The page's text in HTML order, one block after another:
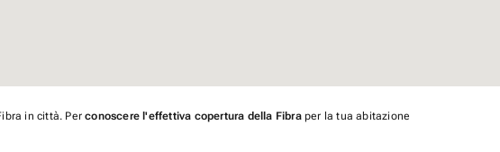
in città. Perconoscere l'effettiva copertura della Fibraper la tua abitazione